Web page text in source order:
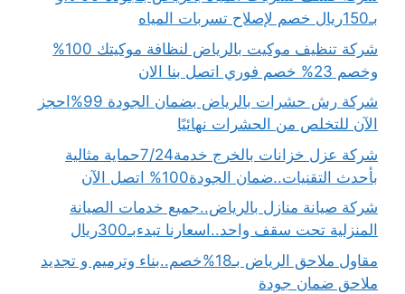
بـ150ريال خصم لإصلاح تسربات المياه
شركة تنظيف موكيت بالرياض لنظافة موكيتك 100%
وخصم 23% خصم فوري اتصل بنا الان
شركة رش حشرات بالرياض بضمان الجودة 99%احجز
الآن للتخلص من الحشرات نهائيًا
شركة عزل خزانات بالخرج خدمة7/24حماية مثالية
بأحدث التقنيات..ضمان الجودة100% اتصل الآن
شركة صيانة منازل بالرياض..جميع خدمات الصيانة
المنزلية تحت سقف واحد..اسعارنا تبدءبـ300ريال
مقاول ملاحق الرياض بـ18%خصم..بناء وترميم و تجديد
ملاحق ضمان جودة